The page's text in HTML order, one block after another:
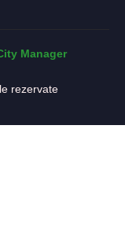
Manager
rezervate